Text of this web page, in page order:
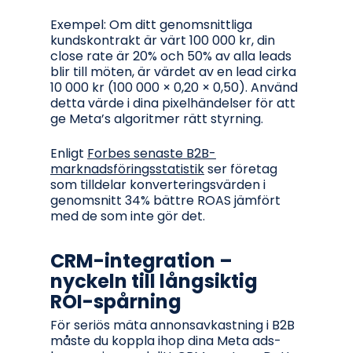
Exempel: Om ditt genomsnittliga
kundskontrakt är värt 100 000 kr, din
close rate är 20% och 50% av alla leads
blir till möten, är värdet av en lead cirka
10 000 kr (100 000 × 0,20 × 0,50). Använd
detta värde i dina pixelhändelser för att
ge Meta’s algoritmer rätt styrning.
Enligt Forbes senaste B2B-
marknadsföringsstatistikser företag
som tilldelar konverteringsvärden i
genomsnitt 34% bättre ROAS jämfört
med de som inte gör det.
CRM-integration –
nyckeln till långsiktig
ROI-spårning
För seriös mäta annonsavkastning i B2B
måste du koppla ihop dina Meta ads-